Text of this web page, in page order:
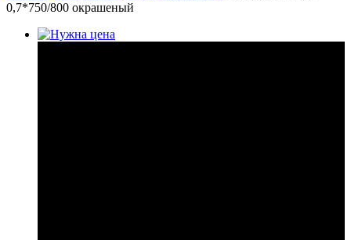
0,7*750/800 окрашеный